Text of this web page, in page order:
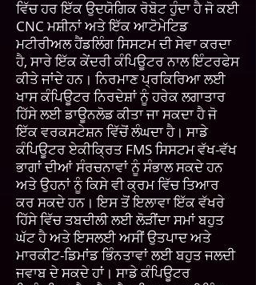
ਵਿੱਚ ਹਰ ਇੱਕ ਉਦਯੋਗਿਕ ਰੋਬੋਟ ਹੁੰਦਾ ਹੈ ਜੋ ਕਈ
CNC ਮਸ਼ੀਨਾਂ ਅਤੇ ਇੱਕ ਆਟੋਮੇਟਿਡ
ਮਟੀਰੀਅਲ ਹੈਂਡਲਿੰਗ ਸਿਸਟਮ ਦੀ ਸੇਵਾ ਕਰਦਾ
ਹੈ, ਸਾਰੇ ਇੱਕ ਕੇਂਦਰੀ ਕੰਪਿਊਟਰ ਨਾਲ ਇੰਟਰਫੇਸ
ਕੀਤੇ ਜਾਂਦੇ ਹਨ। ਨਿਰਮਾਣ ਪ੍ਰਕਿਰਿਆ ਲਈ
ਖਾਸ ਕੰਪਿਊਟਰ ਨਿਰਦੇਸ਼ਾਂ ਨੂੰ ਹਰੇਕ ਲਗਾਤਾਰ
ਹਿੱਸੇ ਲਈ ਡਾਊਨਲੋਡ ਕੀਤਾ ਜਾ ਸਕਦਾ ਹੈ ਜੋ
ਇੱਕ ਵਰਕਸਟੇਸ਼ਨ ਵਿੱਚੋਂ ਲੰਘਦਾ ਹੈ। ਸਾਡੇ
ਕੰਪਿਊਟਰ ਏਕੀਕ੍ਰਿਤ FMS ਸਿਸਟਮ ਵੱਖ-ਵੱਖ
ਭਾਗਾਂ ਦੀਆਂ ਸੰਰਚਨਾਵਾਂ ਨੂੰ ਸੰਭਾਲ ਸਕਦੇ ਹਨ
ਅਤੇ ਉਹਨਾਂ ਨੂੰ ਕਿਸੇ ਵੀ ਕ੍ਰਮ ਵਿੱਚ ਤਿਆਰ
ਕਰ ਸਕਦੇ ਹਨ। ਇਸ ਤੋਂ ਇਲਾਵਾ ਇੱਕ ਵੱਖਰੇ
ਹਿੱਸੇ ਵਿੱਚ ਤਬਦੀਲੀ ਲਈ ਲੋੜੀਂਦਾ ਸਮਾਂ ਬਹੁਤ
ਘੱਟ ਹੈ ਅਤੇ ਇਸਲਈ ਅਸੀਂ ਉਤਪਾਦ ਅਤੇ
ਮਾਰਕੀਟ-ਡਿਮਾਂਡ ਭਿੰਨਤਾਵਾਂ ਲਈ ਬਹੁਤ ਜਲਦੀ
ਜਵਾਬ ਦੇ ਸਕਦੇ ਹਾਂ। ਸਾਡੇ ਕੰਪਿਊਟਰ